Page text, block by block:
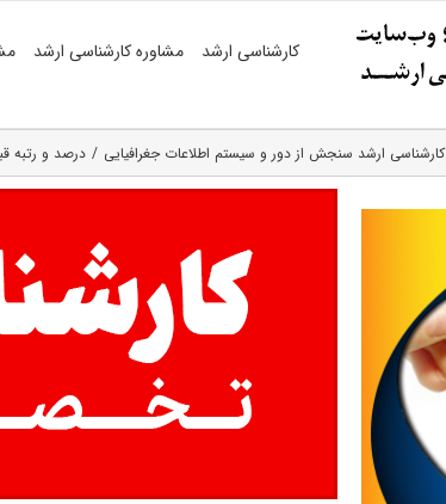
کارشناسی ارشد مشاوره کارشناسی ارشد
کارشناسی ارشد سنجش از دور و سیستم اطلاعات جغرافیایی درصد و رتبه